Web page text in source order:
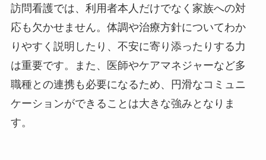
訪問看護では、利用者本人だけでなく家族への対
応も欠かせません。体調や治療方針についてわか
りやすく説明したり、不安に寄り添ったりする力
は重要です。また、医師やケアマネジャーなど多
職種との連携も必要になるため、円滑なコミュニ
ケーションができることは大きな強みとなりま
す。